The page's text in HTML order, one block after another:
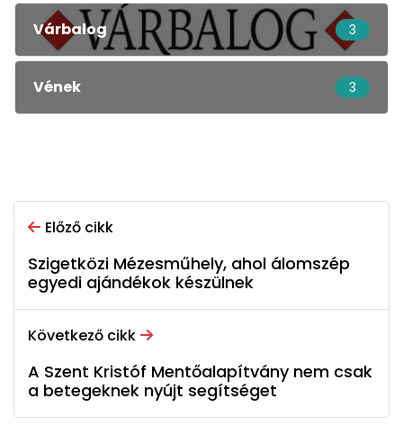
Várbalog 3
Vének 3
Előző cikk
Szigetközi Mézesműhely, ahol álomszép
egyedi ajándékok készülnek
Következő cikk
A Szent Kristóf Mentőalapítvány nem csak
a betegeknek nyújt segítséget